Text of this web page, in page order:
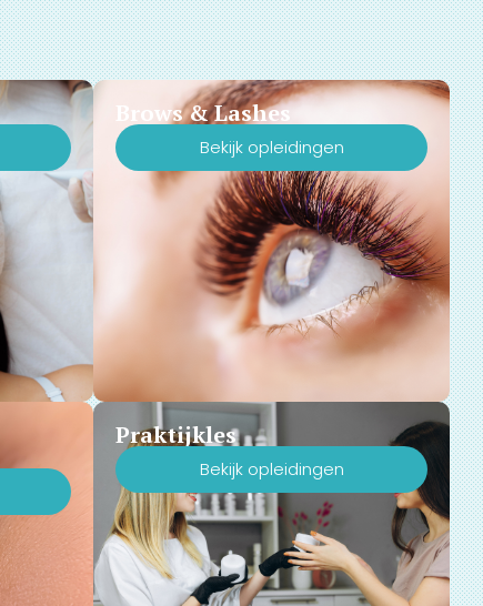
Brows & Lashes
Bekijk opleidingen
Praktijkles
Bekijk opleidingen